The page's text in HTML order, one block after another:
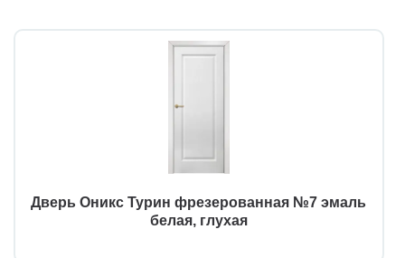
Дверь Оникс Турин фрезерованная №7 эмаль
белая, глухая